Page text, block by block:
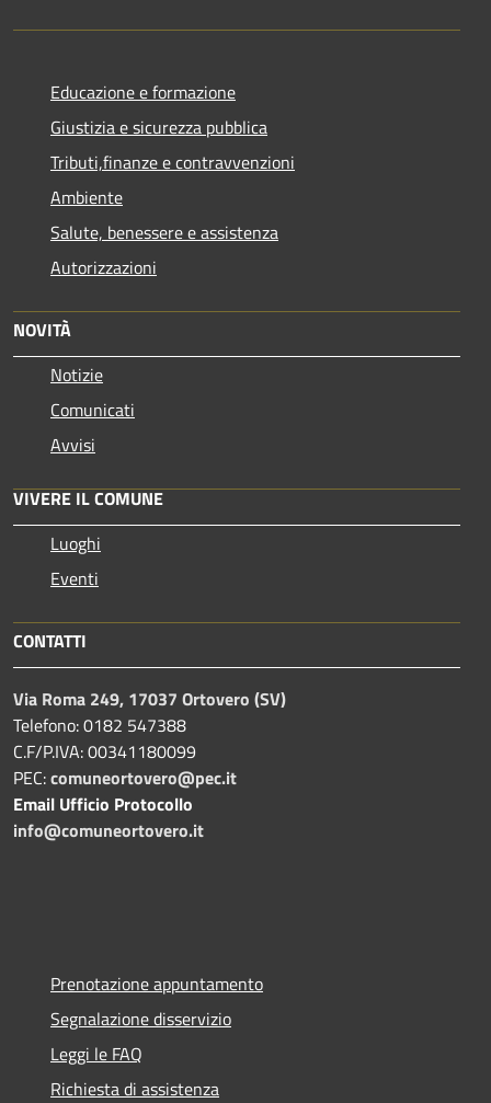
Educazione e formazione
Giustizia e sicurezza pubblica
Tributi,finanze e contravvenzioni
Ambiente
Salute, benessere e assistenza
Autorizzazioni
NOVITÀ
Notizie
Comunicati
Avvisi
VIVERE IL COMUNE
Luoghi
Eventi
CONTATTI
Via Roma 249, 17037 Ortovero (SV)
Telefono: 0182 547388
C.F/P.IVA: 00341180099
PEC:comuneortovero@pec.it
Email Ufficio Protocollo
info@comuneortovero.it
Prenotazione appuntamento
Segnalazione disservizio
Leggi le FAQ
Richiesta di assistenza